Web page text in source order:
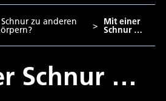
zu anderen > Mit einer
Schnur …
Schnur …